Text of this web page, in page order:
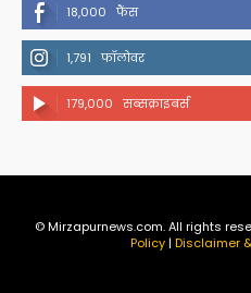
18,000 फैंस
1,791 फॉलोवर
179,000 सब्सक्राइबर्स
© Mirzapurnews.com. All rights
Policy| Disclaimer